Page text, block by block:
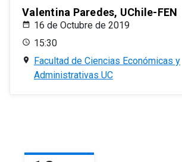
Valentina Paredes, UChile-FEN
16 de Octubre de 2019
15:30
Facultad de Ciencias Económicas y
Administrativas UC